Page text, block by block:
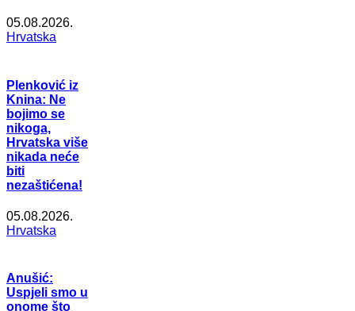
05.08.2026.
Hrvatska
Plenković iz
Knina: Ne
bojimo se
nikoga,
Hrvatska više
nikada neće
biti
nezaštićena!
05.08.2026.
Hrvatska
Anušić:
Uspjeli smo u
onome što